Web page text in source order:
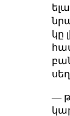
կը
—